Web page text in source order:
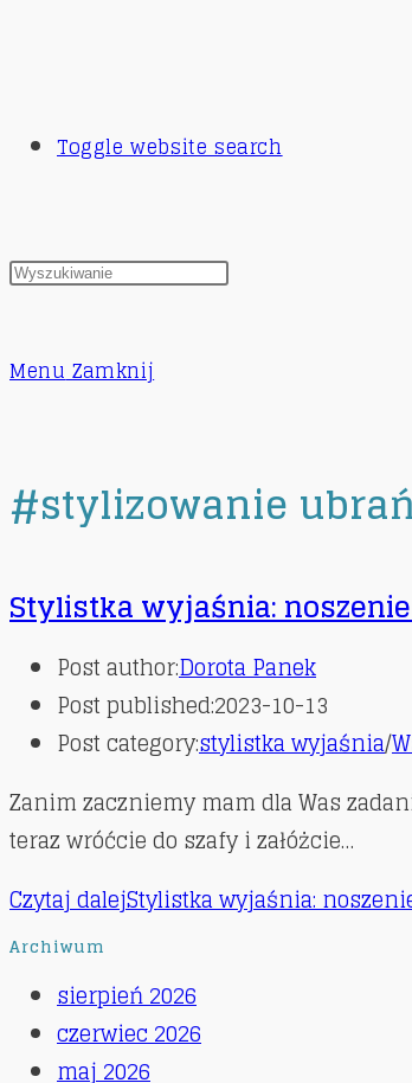
Toggle website search
Menu Zamknij
#stylizowanie
Stylistka wyjaśnia:
Post author:Dorota Panek
Post published:2023-10-13
Post category:stylistka wyjaśnia/
Zanim zaczniemy mam dla Was
teraz wróćcie do szafy i załóżcie…
Czytaj dalejStylistka wyjaśnia:
Archiwum
sierpień 2026
czerwiec 2026
maj 2026